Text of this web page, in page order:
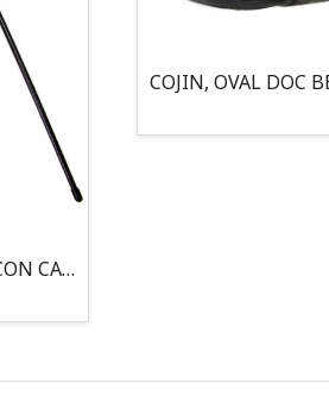
CAÑA PARA GATO CON CASCABEL, 3 PELOTAS CON CATNIP